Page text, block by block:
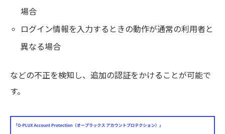
場合
ログイン情報を入力するときの動作が通常の利用者と
異なる場合
などの不正を検知し、追加の認証をかけることが可能で
す。